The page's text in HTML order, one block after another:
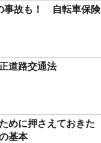
事故も！ 自転車保険
道路交通法
めに押さえておきた
基本